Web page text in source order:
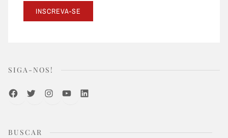
SIGA-NOS!
FacebookTwitterInstagramYoutubeLinkedIn
BUSCAR